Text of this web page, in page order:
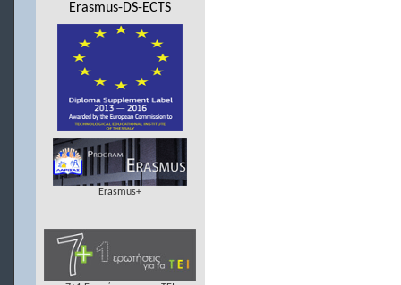
Erasmus-DS-ECTS
Erasmus+